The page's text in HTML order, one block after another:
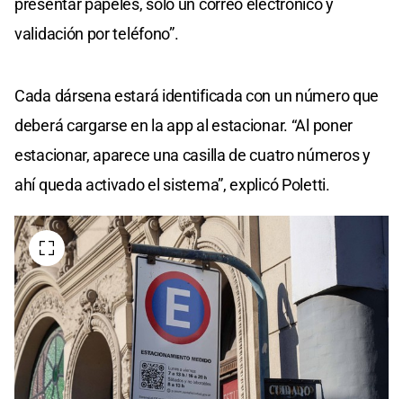
validación por teléfono”.
Cada dársena estará identificada con un número que
deberá cargarse en la app al estacionar. “Al poner
estacionar, aparece una casilla de cuatro números y
ahí queda activado el sistema”, explicó Poletti.